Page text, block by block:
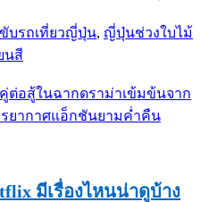
ขับรถเที่ยวญี่ปุ่น, ญี่ปุ่นช่วงใบไม้
นสี
มีเรื่องไหนน่าดูบ้าง